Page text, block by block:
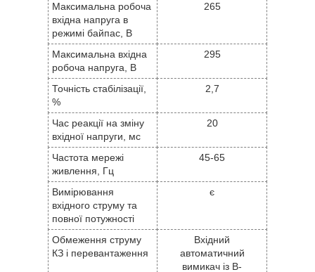
Максимальна робоча
вхідна напруга в
режимі байпас, В
265
Максимальна вхідна
робоча напруга, В
295
Точність стабілізації,
%
2,7
Час реакції на зміну
вхідної напруги, мс
20
Частота мережі
живлення, Гц
45-65
Вимірювання
вхідного струму та
повної потужності
є
Обмеження струму
КЗ і перевантаження
Вхідний
автоматичний
вимикач із B-